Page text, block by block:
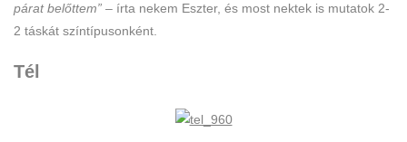
párat belőttem” – írta nekem Eszter, és most nektek is mutatok 2-
2 táskát színtípusonként.
Tél